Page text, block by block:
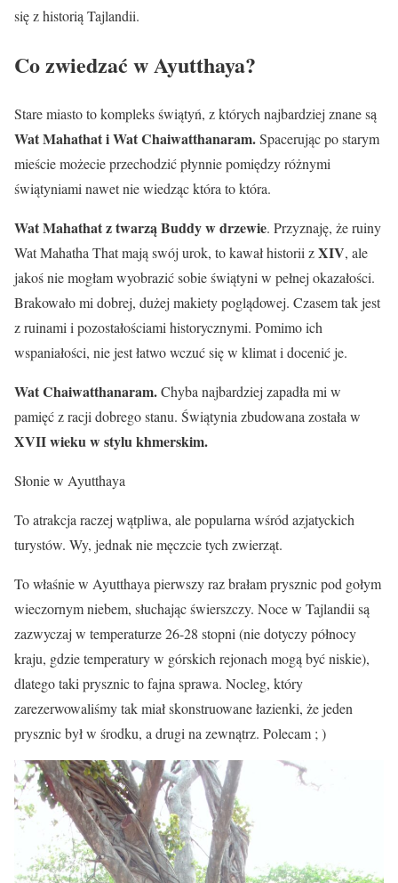
się z historią Tajlandii.
Co zwiedzać w Ayutthaya?
Stare miasto to kompleks świątyń, z których najbardziej znane są
Wat Mahathat i Wat Chaiwatthanaram.Spacerując po starym
mieście możecie przechodzić płynnie pomiędzy różnymi
świątyniami nawet nie wiedząc która to która.
Wat Mahathatz twarzą Buddy w drzewie. Przyznaję, że ruiny
Wat Mahatha That mają swój urok, to kawał historii zXIV, ale
jakoś nie mogłam wyobrazić sobie świątyni w pełnej okazałości.
Brakowało mi dobrej, dużej makiety poglądowej. Czasem tak jest
z ruinami i pozostałościami historycznymi. Pomimo ich
wspaniałości, nie jest łatwo wczuć się w klimat i docenić je.
Wat Chaiwatthanaram.Chyba najbardziej zapadła mi w
pamięć z racji dobrego stanu. Świątynia zbudowana została w
XVII wieku w stylu khmerskim.
Słonie w Ayutthaya
To atrakcja raczej wątpliwa, ale popularna wśród azjatyckich
turystów. Wy, jednak nie męczcie tych zwierząt.
To właśnie w Ayutthaya pierwszy raz brałam prysznic pod gołym
wieczornym niebem, słuchając świerszczy. Noce w Tajlandii są
zazwyczaj w temperaturze 26-28 stopni (nie dotyczy północy
kraju, gdzie temperatury w górskich rejonach mogą być niskie),
dlatego taki prysznic to fajna sprawa. Nocleg, który
zarezerwowaliśmy tak miał skonstruowane łazienki, że jeden
prysznic był w środku, a drugi na zewnątrz. Polecam ; )